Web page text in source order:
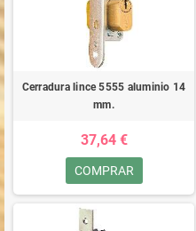
Cerradura lince 5555 aluminio 14
mm.
37,64 €
COMPRAR